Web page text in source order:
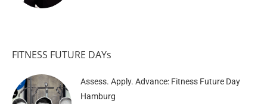
FITNESS FUTURE DAYs
Assess. Apply. Advance: Fitness Future Day
Hamburg